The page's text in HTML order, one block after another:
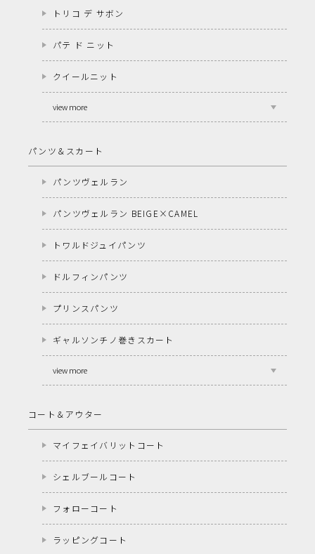
トリコ デ サボン
パテ ド ニット
クイールニット
view more
パンツ＆スカート
パンツヴェルラン
パンツヴェルラン BEIGE×CAMEL
トワルドジュイパンツ
ドルフィンパンツ
プリンスパンツ
ギャルソンチノ巻きスカート
view more
コート＆アウター
マイフェイバリットコート
シェルブールコート
フォローコート
ラッピングコート